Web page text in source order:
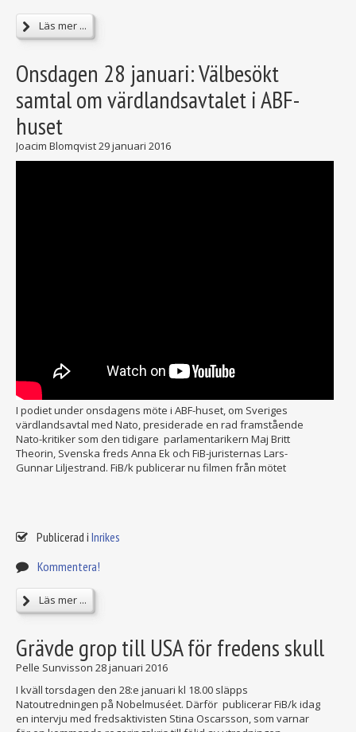
Läs mer ...
Onsdagen 28 januari: Välbesökt
samtal om värdlandsavtalet i ABF-
huset
Joacim Blomqvist29 januari 2016
I podiet under onsdagens möte i ABF-huset, om Sveriges
värdlandsavtal med Nato, presiderade en rad framstående
Nato-kritiker som den tidigare parlamentarikern Maj Britt
Theorin, Svenska freds Anna Ek och FiB-juristernas Lars-
Gunnar Liljestrand. FiB/k publicerar nu filmen från mötet
Publicerad i Inrikes
Kommentera!
Läs mer ...
Grävde grop till USA för fredens skull
Pelle Sunvisson 28 januari 2016
I kväll torsdagen den 28:e januari kl 18.00 släpps
Natoutredningen på Nobelmuséet. Därför publicerar FiB/k idag
en intervju med fredsaktivisten Stina Oscarsson, som varnar